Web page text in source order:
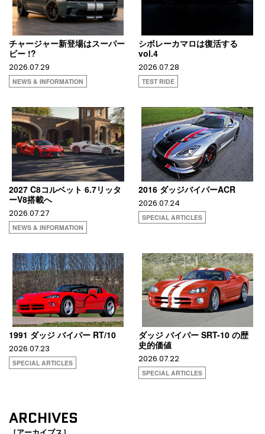
チャージャー新登場はスーパー
ビー !?
2026.07.29
NEWS & INFORMATION
シボレーカマロは復活する
vol.4
2026.07.28
TEST RIDE
2027 C8コルベット 6.7リッタ
ーV8搭載へ
2026.07.27
NEWS & INFORMATION
2016 ダッジバイパーACR
2026.07.24
SPECIAL ARTICLES
1991 ダッジ バイパー RT/10
2026.07.23
SPECIAL ARTICLES
ダッジ バイパー SRT-10 の歴
史的価値
2026.07.22
SPECIAL ARTICLES
ARCHIVES